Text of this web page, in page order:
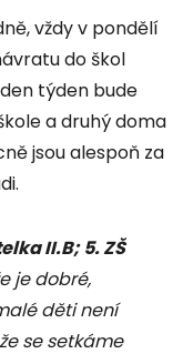
vždy v pondělí
do škol
týden bude
a druhý doma
jsou alespoň za
II.B; 5. ZŠ
je dobré,
děti není
se setkáme